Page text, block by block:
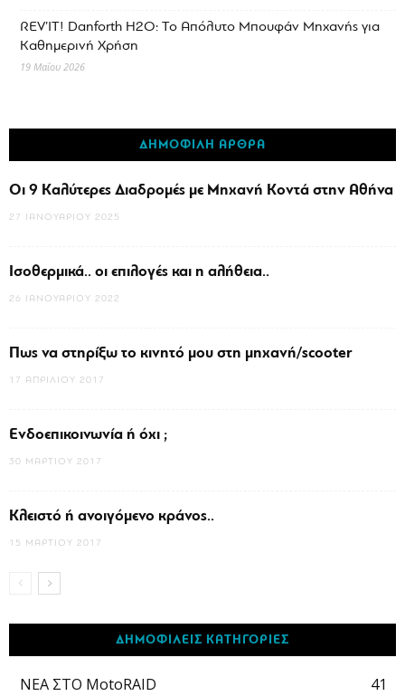
REV’IT! Danforth H2O: Το Απόλυτο Μπουφάν Μηχανής για
Καθημερινή Χρήση
19 Μαΐου 2026
ΔΗΜΟΦΙΛΗ ΑΡΘΡΑ
Οι 9 Καλύτερες Διαδρομές με Μηχανή Κοντά στην Αθήνα
27 ΙΑΝΟΥΑΡΊΟΥ 2025
Ισοθερμικά.. οι επιλογές και η αλήθεια..
26 ΙΑΝΟΥΑΡΊΟΥ 2022
Πως να στηρίξω το κινητό μου στη μηχανή/scooter
17 ΑΠΡΙΛΊΟΥ 2017
Ενδοεπικοινωνία ή όχι ;
30 ΜΑΡΤΊΟΥ 2017
Κλειστό ή ανοιγόμενο κράνος..
15 ΜΑΡΤΊΟΥ 2017
ΔΗΜΟΦΙΛΕΙΣ ΚΑΤΗΓΟΡΙΕΣ
ΝΕΑ ΣΤΟ MotoRAID
41